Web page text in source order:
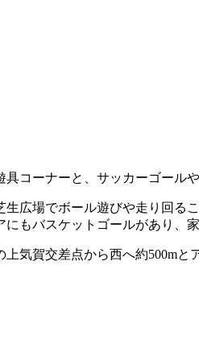
コーナーと、サッカーゴール
広場でボール遊びや走り回る
もバスケットゴールがあり、
気賀交差点から西へ約500m